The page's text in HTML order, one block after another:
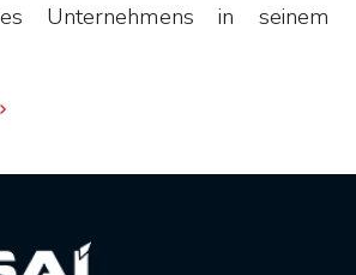
Unternehmens in seinem